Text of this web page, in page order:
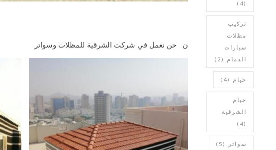
نحن نعمل في شركت الشرقية للمظلات وسواتر
(4)
تركيب
مظلات
سيارات
الدمام (2)
خيام (4)
خيام
الشرقية
(4)
سواتر (5)